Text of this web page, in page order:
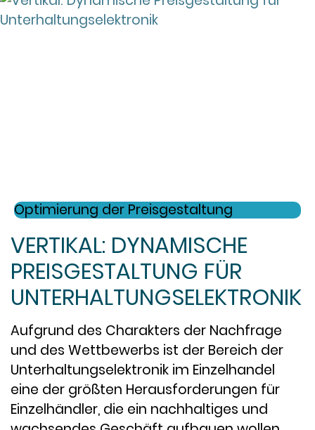
Optimierung der Preisgestaltung
VERTIKAL: DYNAMISCHE
PREISGESTALTUNG FÜR
UNTERHALTUNGSELEKTRONIK
Aufgrund des Charakters der Nachfrage
und des Wettbewerbs ist der Bereich der
Unterhaltungselektronik im Einzelhandel
eine der größten Herausforderungen für
Einzelhändler, die ein nachhaltiges und